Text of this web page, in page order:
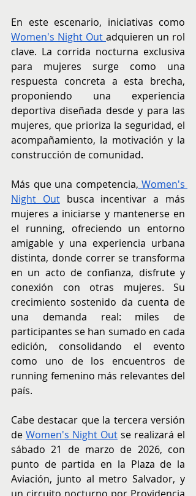
Women's Night Out adquieren un rol
clave. La corrida nocturna exclusiva
para mujeres surge como una
respuesta concreta a esta brecha,
proponiendo una experiencia
deportiva diseñada desde y para las
mujeres, que prioriza la seguridad, el
acompañamiento, la motivación y la
construcción de comunidad.
Más que una competencia, Women's
Night Out busca incentivar a más
mujeres a iniciarse y mantenerse en
el running, ofreciendo un entorno
amigable y una experiencia urbana
distinta, donde correr se transforma
en un acto de confianza, disfrute y
conexión con otras mujeres. Su
crecimiento sostenido da cuenta de
una demanda real: miles de
participantes se han sumado en cada
edición, consolidando el evento
como uno de los encuentros de
running femenino más relevantes del
país.
Cabe destacar que la tercera versión
de Women's Night Out se realizará el
sábado 21 de marzo de 2026, con
punto de partida en la Plaza de la
Aviación, junto al metro Salvador, y